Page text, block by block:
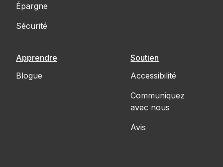
Épargne
Sécurité
Apprendre
Blogue
Soutien
Accessibilité
Communiquez
avec nous
Avis